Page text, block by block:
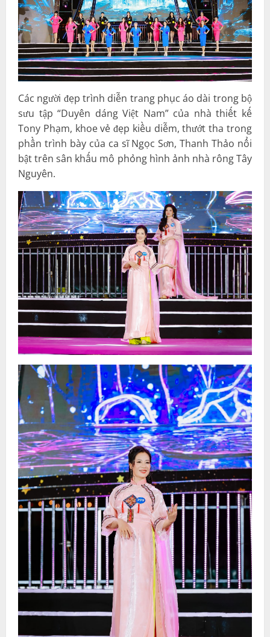
Các người đẹp trình diễn trang phục áo dài trong bộ
sưu tập “Duyên dáng Việt Nam” của nhà thiết kế
Tony Phạm, khoe vẻ đẹp kiều diễm, thướt tha trong
phần trình bày của ca sĩ Ngọc Sơn, Thanh Thảo nổi
bật trên sân khấu mô phỏng hình ảnh nhà rông Tây
Nguyên.